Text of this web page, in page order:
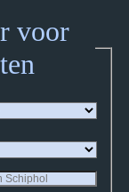
voor